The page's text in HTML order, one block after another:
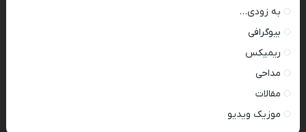
به زودی…
بیوگرافی
ریمیکس
مداحی
مقالات
موزیک ویدیو